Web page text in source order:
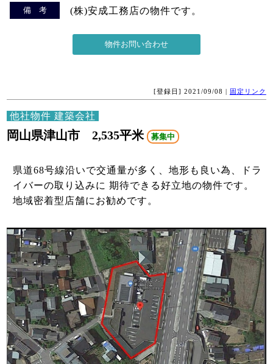
備 考 (株)安成工務店の物件です。
[登録日] 2021/09/08 | 固定リンク
他社物件 建築会社
岡山県津山市 2,535平米 募集中
県道68号線沿いで交通量が多く、地形も良い為、ドラ
イバーの取り込みに 期待できる好立地の物件です。
地域密着型店舗にお勧めです。